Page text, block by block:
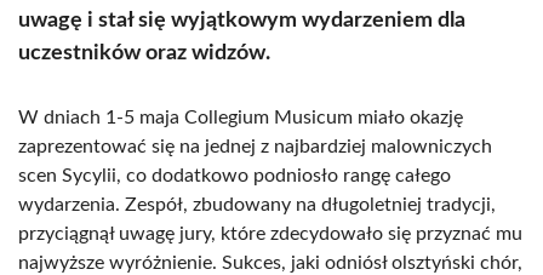
uwagę i stał się wyjątkowym wydarzeniem dla
uczestników oraz widzów.
W dniach 1-5 maja Collegium Musicum miało okazję
zaprezentować się na jednej z najbardziej malowniczych
scen Sycylii, co dodatkowo podniosło rangę całego
wydarzenia. Zespół, zbudowany na długoletniej tradycji,
przyciągnął uwagę jury, które zdecydowało się przyznać mu
najwyższe wyróżnienie. Sukces, jaki odniósł olsztyński chór,